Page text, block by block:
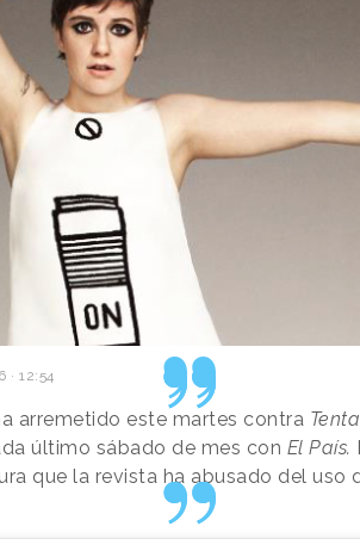
12:54
arremetido este martes contra
último sábado de mes con El País.
que la revista ha abusado del uso